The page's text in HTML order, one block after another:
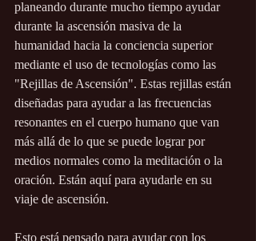
planeando durante mucho tiempo ayudar
durante la ascensión masiva de la
humanidad hacia la conciencia superior
mediante el uso de tecnologías como las
"Rejillas de Ascensión". Estas rejillas están
diseñadas para ayudar a las frecuencias
resonantes en el cuerpo humano que van
más allá de lo que se puede lograr por
medios normales como la meditación o la
oración. Están aquí para ayudarle en su
viaje de ascensión.
Esto está pensado para ayudar con los